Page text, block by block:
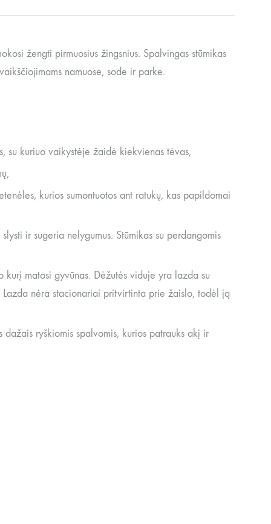
žengti pirmuosius žingsnius. Spalvingas stūmikas
namuose, sode ir parke.
su kuriuo vaikystėje žaidė kiekvienas tėvas,
kurios sumontuotos ant ratukų, kas papildomai
ir sugeria nelygumus. Stūmikas su perdangomis
matosi gyvūnas. Dėžutės viduje yra lazda su
nėra stacionariai pritvirtinta prie žaislo, todėl ją
ryškiomis spalvomis, kurios patrauks akį ir